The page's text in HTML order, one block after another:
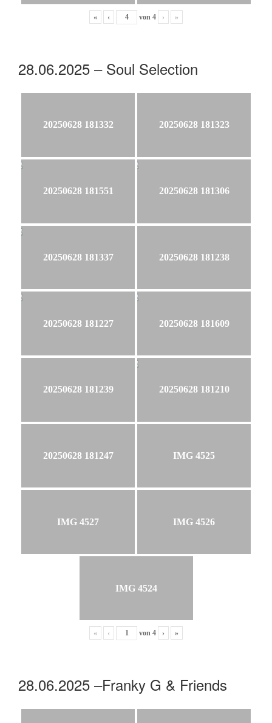
« ‹ von 4 › »
28.06.2025 – Soul Selection
20250628 181332 20250628 181323
20250628 181551 20250628 181306
20250628 181337 20250628 181238
20250628 181227 20250628 181609
20250628 181239 20250628 181210
20250628 181247 IMG 4525
IMG 4527 IMG 4526
IMG 4524
« ‹ von 4 › »
28.06.2025 –Franky G & Friends